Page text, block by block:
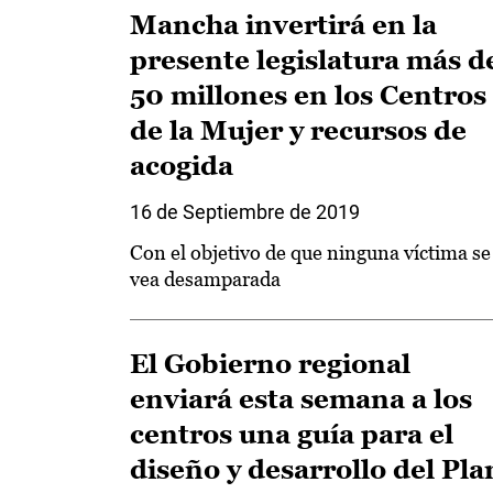
Mancha invertirá en la
presente legislatura más
50 millones en los Centros
de la Mujer y recursos de
acogida
16 de Septiembre de 2019
Con el objetivo de que ninguna víctima se
vea desamparada
El Gobierno regional
enviará esta semana a los
centros una guía para el
diseño y desarrollo del